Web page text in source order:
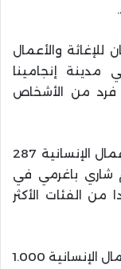
.
والأعمال
غذائية في مدينة إنجامينا
تشاد، استفاد منها 10.800 فرد من الأشخاص
كما وزع مركز الملك سلمان للإغاثة والأعمال الإنسانية 287
شاري باغرمي في
استفاد منها 1.722 فردا من الفئات الأكثر
كما وزّع مركز الملك سلمان للإغاثة والأعمال الإنسانية 1.000